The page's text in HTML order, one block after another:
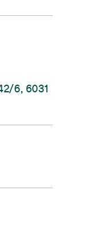
6, 6031